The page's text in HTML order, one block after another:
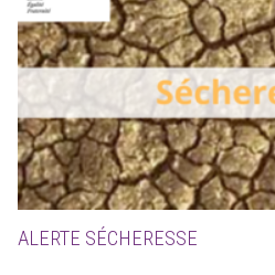
ALERTE SÉCHERESSE